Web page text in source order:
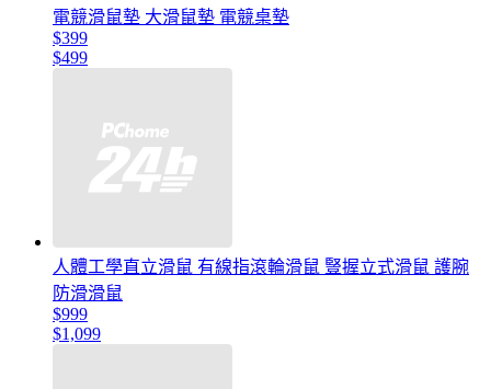
電競滑鼠墊 大滑鼠墊 電競桌墊
$399
$499
人體工學直立滑鼠 有線指滾輪滑鼠 豎握立式滑鼠 護腕
防滑滑鼠
$999
$1,099